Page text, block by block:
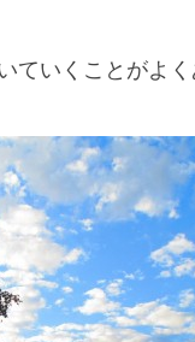
ていくことがよく